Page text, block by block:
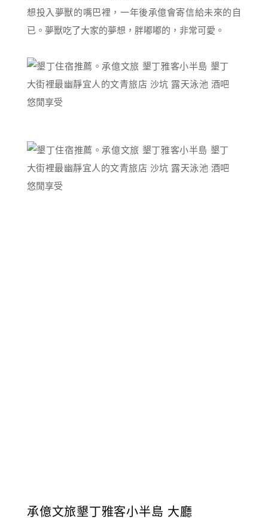
想投入夢獸的嘴巴裡，一年後承億會寄信給未來的自
已。夢獸吃了大家的夢想，胖嘟嘟的，非常可愛。
承億文旅墾丁雅客小半島 大廳